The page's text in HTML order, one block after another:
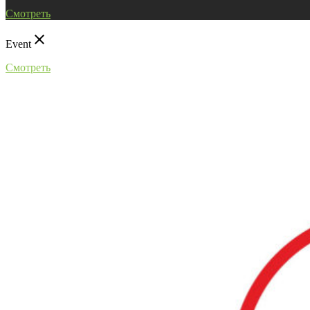
Смотреть
Event close
Смотреть